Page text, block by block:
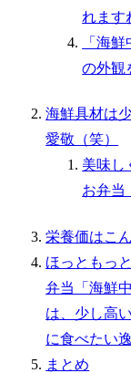
れます
「海
の外観
海鮮具材は
愛敬（笑）
美味し
お弁当
栄養価はこ
ほっともっ
弁当「海鮮
は、少し高
に食べたい
まとめ